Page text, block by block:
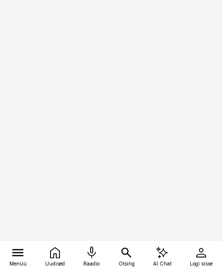
Menüü Uudised Raadio Otsing AI Chat Logi sisse